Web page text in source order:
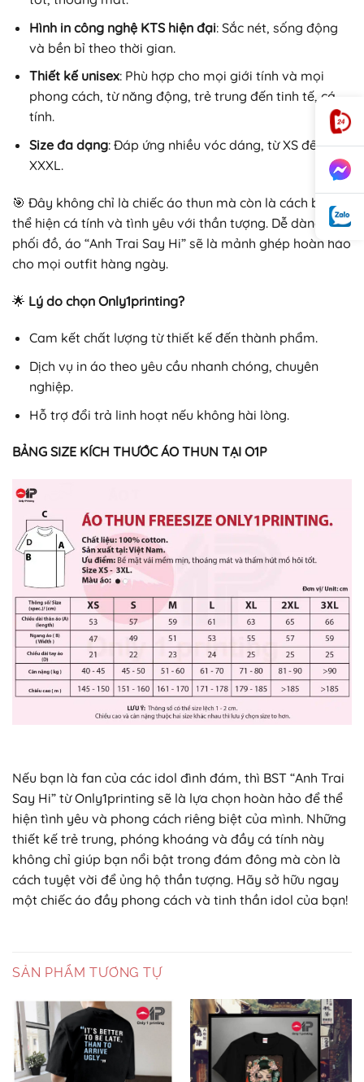
Hình in công nghệ KTS hiện đại: Sắc nét, sống động
và bền bỉ theo thời gian.
Thiết kế unisex: Phù hợp cho mọi giới tính và mọi
phong cách, từ năng động, trẻ trung đến tinh tế, cá
tính.
Size đa dạng: Đáp ứng nhiều vóc dáng, từ XS đến
XXXL.
🎯 Đây không chỉ là chiếc áo thun mà còn là cách bạn
thể hiện cá tính và tình yêu với thần tượng. Dễ dàng
phối đồ, áo “Anh Trai Say Hi” sẽ là mảnh ghép hoàn hảo
cho mọi outfit hàng ngày.
🌟 Lý do chọn Only1printing?
Cam kết chất lượng từ thiết kế đến thành phẩm.
Dịch vụ in áo theo yêu cầu nhanh chóng, chuyên
nghiệp.
Hỗ trợ đổi trả linh hoạt nếu không hài lòng.
BẢNG SIZE KÍCH THƯỚC ÁO THUN TẠI O1P
Nếu bạn là fan của các idol đình đám, thì BST “Anh Trai
Say Hi” từ Only1printing sẽ là lựa chọn hoàn hảo để thể
hiện tình yêu và phong cách riêng biệt của mình. Những
thiết kế trẻ trung, phóng khoáng và đầy cá tính này
không chỉ giúp bạn nổi bật trong đám đông mà còn là
cách tuyệt vời để ủng hộ thần tượng. Hãy sở hữu ngay
một chiếc áo đầy phong cách và tinh thần idol của bạn!
SẢN PHẨM TƯƠNG TỰ